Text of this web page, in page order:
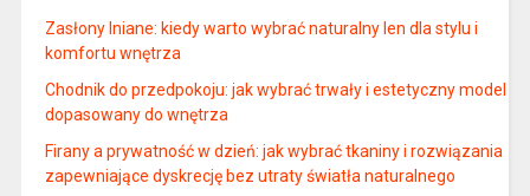
Zasłony lniane: kiedy warto wybrać naturalny len dla stylu i
komfortu wnętrza
Chodnik do przedpokoju: jak wybrać trwały i estetyczny model
dopasowany do wnętrza
Firany a prywatność w dzień: jak wybrać tkaniny i rozwiązania
zapewniające dyskrecję bez utraty światła naturalnego